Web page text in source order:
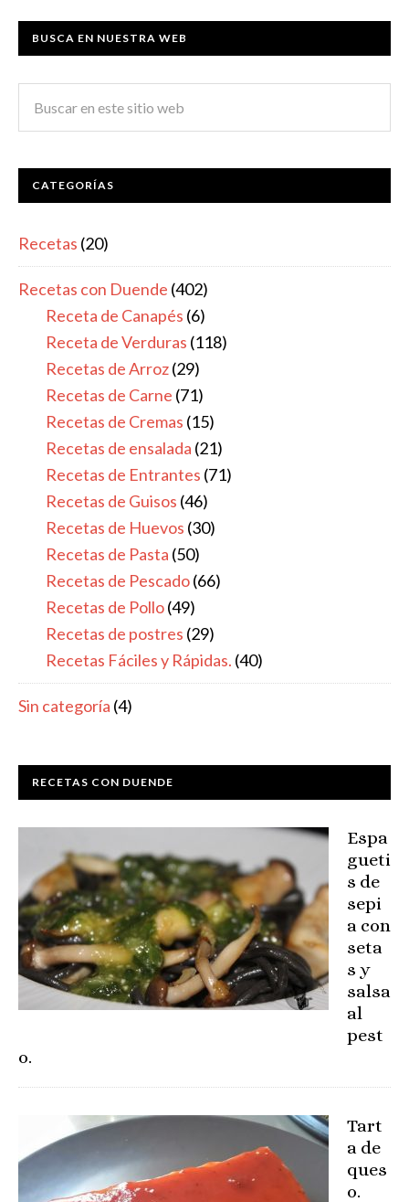
BUSCA EN NUESTRA WEB
CATEGORÍAS
Recetas (20)
Recetas con Duende (402)
Receta de Canapés (6)
Receta de Verduras (118)
Recetas de Arroz(29)
Recetas de Carne (71)
Recetas de Cremas (15)
Recetas de ensalada (21)
Recetas de Entrantes (71)
Recetas de Guisos (46)
Recetas de Huevos (30)
Recetas de Pasta (50)
Recetas de Pescado(66)
Recetas de Pollo(49)
Recetas de postres (29)
Recetas Fáciles y Rápidas. (40)
Sin categoría (4)
RECETAS CON DUENDE
Espa
gueti
s de
sepi
a con
seta
s y
salsa
al
pest
o.
Tart
a de
ques
o.